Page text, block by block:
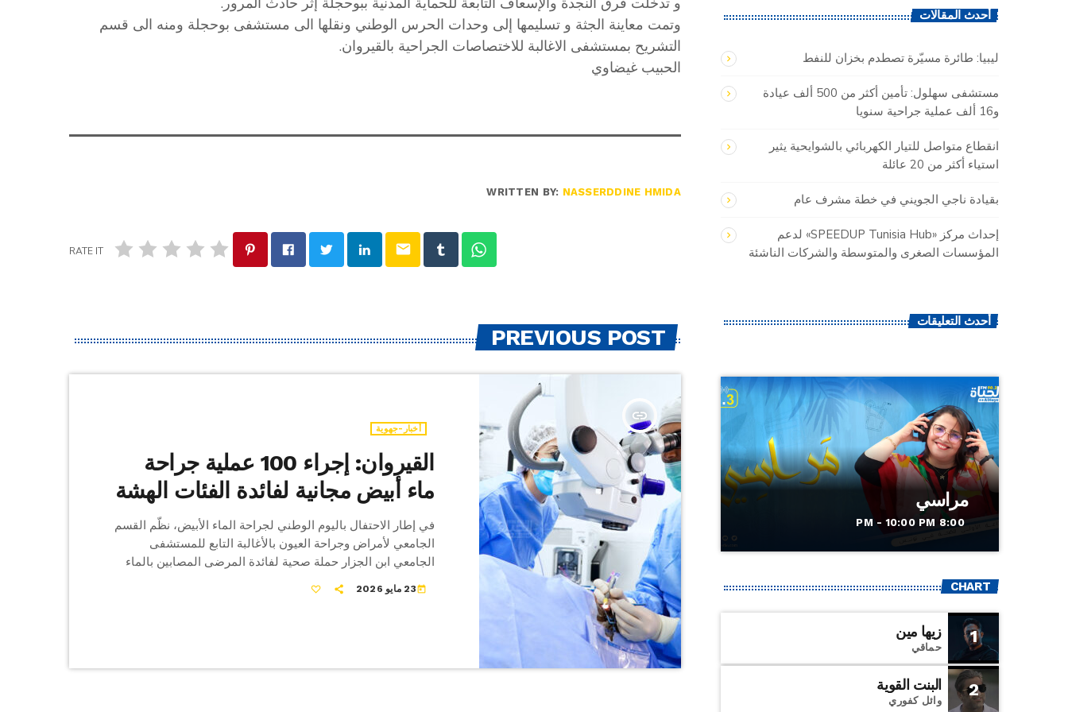
وتمت معاينة الجثة و تسليمها إلى وحدات الحرس الوطني ونقلها الى مستشفى بوحجلة ومنه الى قسم
التشريح بمستشفى الاغالبة للاختصاصات الجراحية بالقيروان.
الحبيب غيضاوي
WRITTEN BY: NASSERDDINE HMIDA
email
RATE IT
PREVIOUS POST
insert_link
أخبار-جهوية
القيروان: إجراء 100 عملية جراحة
ماء أبيض مجانية لفائدة الفئات الهشة
في إطار الاحتفال باليوم الوطني لجراحة الماء الأبيض، نظّم القسم
الجامعي لأمراض وجراحة العيون بالأغالبة التابع للمستشفى
الجامعي ابن الجزار حملة صحية لفائدة المرضى المصابين بالماء
today23 مايو 2026
أحدث المقالات
ليبيا: طائرة مسيّرة تصطدم بخزان للنفط
مستشفى سهلول: تأمين أكثر من 500 ألف عيادة
و16 ألف عملية جراحية سنويا
انقطاع متواصل للتيار الكهربائي بالشوايحية يثير
استياء أكثر من 20 عائلة
بقيادة ناجي الجويني في خطة مشرف عام
إحداث مركز «SPEEDUP Tunisia Hub» لدعم
المؤسسات الصغرى والمتوسطة والشركات الناشئة
أحدث التعليقات
مراسي
8:00 PM - 10:00 PM
CHART
1 زيها مين
حماقي
2 البنت القوية
وائل كفوري